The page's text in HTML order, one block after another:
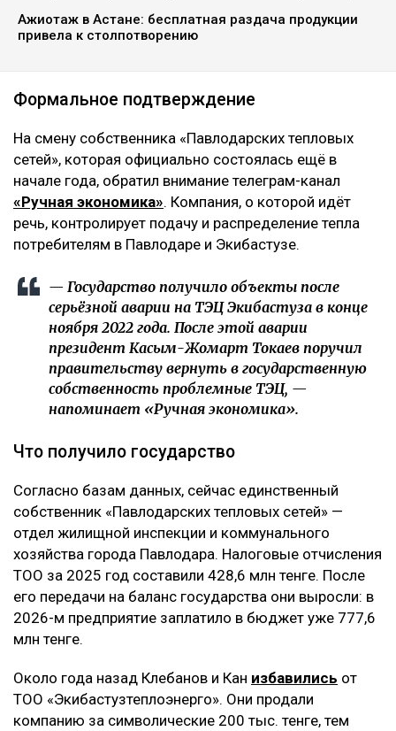
Ажиотаж в Астане: бесплатная раздача продукции
привела к столпотворению
Формальное подтверждение
На смену собственника «Павлодарских тепловых
сетей», которая официально состоялась ещё в
начале года, обратил внимание телеграм-канал
«Ручная экономика». Компания, о которой идёт
речь, контролирует подачу и распределение тепла
потребителям в Павлодаре и Экибастузе.
— Государство получило объекты после
серьёзной аварии на ТЭЦ Экибастуза в конце
ноября 2022 года. После этой аварии
президент Касым-Жомарт Токаев поручил
правительству вернуть в государственную
собственность проблемные ТЭЦ, —
напоминает «Ручная экономика».
Что получило государство
Согласно базам данных, сейчас единственный
собственник «Павлодарских тепловых сетей» —
отдел жилищной инспекции и коммунального
хозяйства города Павлодара. Налоговые отчисления
ТОО за 2025 год составили 428,6 млн тенге. После
его передачи на баланс государства они выросли: в
2026-м предприятие заплатило в бюджет уже 777,6
млн тенге.
Около года назад Клебанов и Кан избавились от
ТОО «Экибастузтеплоэнерго». Они продали
компанию за символические 200 тыс. тенге, тем